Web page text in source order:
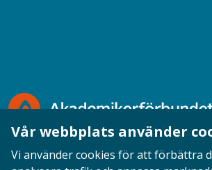
Vår webbplats använder
Vi använder cookies för att förbättra